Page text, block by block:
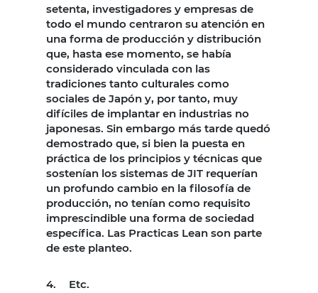
setenta, investigadores y empresas de
todo el mundo centraron su atención en
una forma de producción y distribución
que, hasta ese momento, se había
considerado vinculada con las
tradiciones tanto culturales como
sociales de Japón y, por tanto, muy
difíciles de implantar en industrias no
japonesas. Sin embargo más tarde quedó
demostrado que, si bien la puesta en
práctica de los principios y técnicas que
sostenían los sistemas de JIT requerían
un profundo cambio en la filosofía de
producción, no tenían como requisito
imprescindible una forma de sociedad
específica. Las Practicas Lean son parte
de este planteo.
4. Etc.